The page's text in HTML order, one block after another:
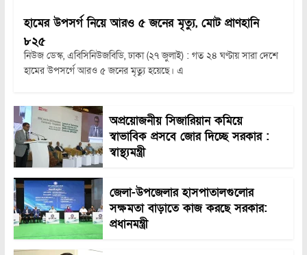
হামের উপসর্গ নিয়ে আরও ৫ জনের মৃত্যু, মোট প্রাণহানি
৮২৫
নিউজ ডেস্ক, এবিসিনিউজবিডি, ঢাকা (২৭ জুলাই) : গত ২৪ ঘণ্টায় সারা দেশে
হামের উপসর্গে আরও ৫ জনের মৃত্যু হয়েছে। এ
অপ্রয়োজনীয় সিজারিয়ান কমিয়ে
স্বাভাবিক প্রসবে জোর দিচ্ছে সরকার :
স্বাস্থ্যমন্ত্রী
জেলা-উপজেলার হাসপাতালগুলোর
সক্ষমতা বাড়াতে কাজ করছে সরকার:
প্রধানমন্ত্রী